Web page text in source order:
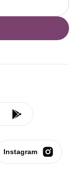
Instagram